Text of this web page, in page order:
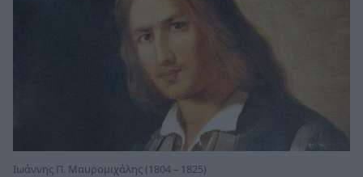
Ιωάννης Π. Μαυρομιχάλης (1804 – 1825)